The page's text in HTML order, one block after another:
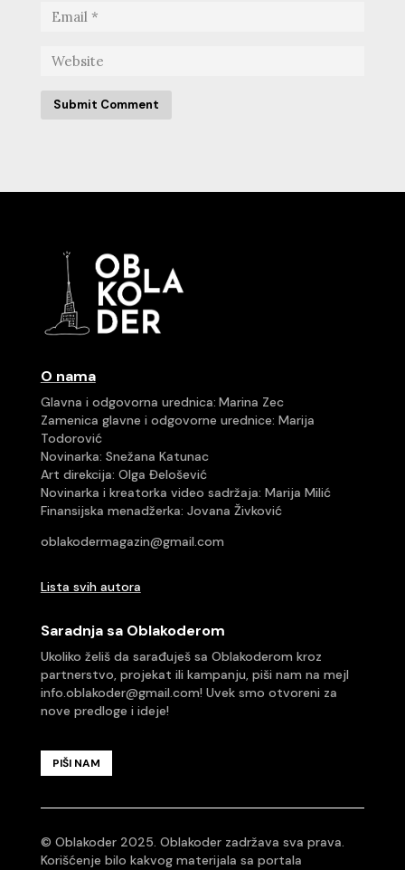
Submit Comment
O nama
Glavna i odgovorna urednica: Marina Zec
Zamenica glavne i odgovorne urednice: Marija
Todorović
Novinarka: Snežana Katunac
Art direkcija: Olga Đelošević
Novinarka i kreatorka video sadržaja: Marija Milić
Finansijska menadžerka: Jovana Živković
oblakodermagazin@gmail.com
Lista svih autora
Saradnja sa Oblakoderom
Ukoliko želiš da sarađuješ sa Oblakoderom kroz
partnerstvo, projekat ili kampanju, piši nam na mejl
info.oblakoder@gmail.com! Uvek smo otvoreni za
nove predloge i ideje!
PIŠI NAM
© Oblakoder 2025. Oblakoder zadržava sva prava.
Korišćenje bilo kakvog materijala sa portala